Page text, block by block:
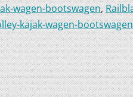
wagen-bootswagen,
kajak-wagen-bootswagen